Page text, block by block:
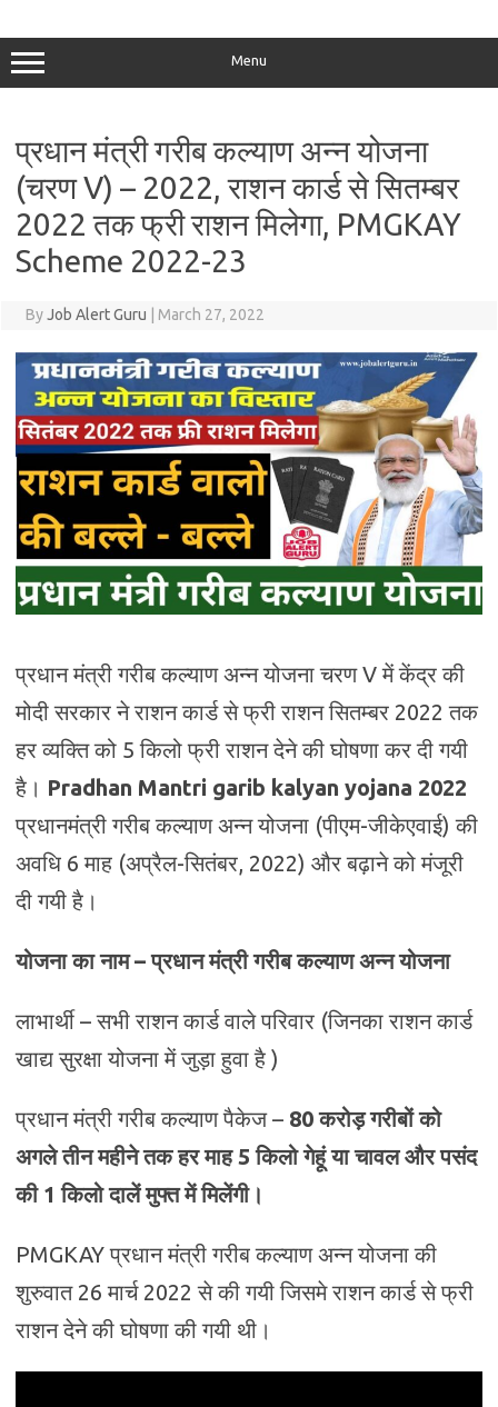
Menu
प्रधान मंत्री गरीब कल्याण अन्न योजना
(चरण V) – 2022, राशन कार्ड से सितम्बर
2022 तक फ्री राशन मिलेगा, PMGKAY
Scheme 2022-23
ByJob Alert Guru March 27, 2022
प्रधान मंत्री गरीब कल्याण अन्न योजना चरण V में केंद्र की
मोदी सरकार ने राशन कार्ड से फ्री राशन सितम्बर 2022 तक
हर व्यक्ति को 5 किलो फ्री राशन देने की घोषणा कर दी गयी
है। Pradhan Mantri garib kalyan yojana 2022
प्रधानमंत्री गरीब कल्याण अन्न योजना (पीएम-जीकेएवाई) की
अवधि 6 माह (अप्रैल-सितंबर, 2022) और बढ़ाने को मंजूरी
दी गयी है।
योजना का नाम – प्रधान मंत्री गरीब कल्याण अन्न योजना
लाभार्थी – सभी राशन कार्ड वाले परिवार (जिनका राशन कार्ड
खाद्य सुरक्षा योजना में जुड़ा हुवा है )
प्रधान मंत्री गरीब कल्याण पैकेज – 80 करोड़ गरीबों को
अगले तीन महीने तक हर माह 5 किलो गेहूं या चावल और पसंद
की 1 किलो दालें मुफ्त में मिलेंगी।
PMGKAY प्रधान मंत्री गरीब कल्याण अन्न योजना की
शुरुवात 26 मार्च 2022 से की गयी जिसमे राशन कार्ड से फ्री
राशन देने की घोषणा की गयी थी।